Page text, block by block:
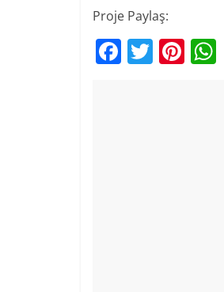
Proje Paylaş:
F T Pi